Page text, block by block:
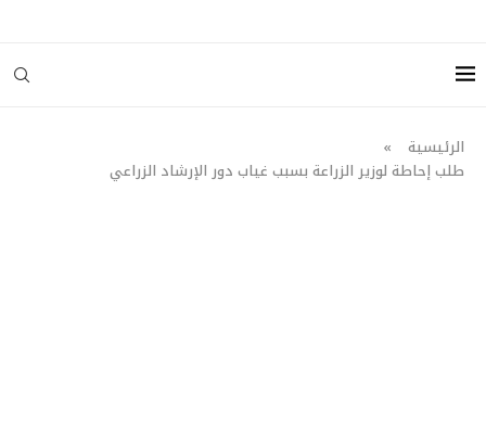
الرئيسية
»
طلب إحاطة لوزير الزراعة بسبب غياب دور الإرشاد الزراعي